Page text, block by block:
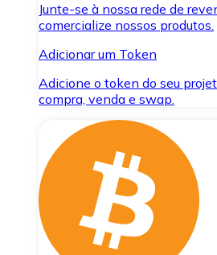
Junte-se à nossa rede de
comercialize nossos produtos.
Adicionar um Token
Adicione o token do seu
compra, venda e swap.